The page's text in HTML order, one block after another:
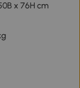
x 76H cm